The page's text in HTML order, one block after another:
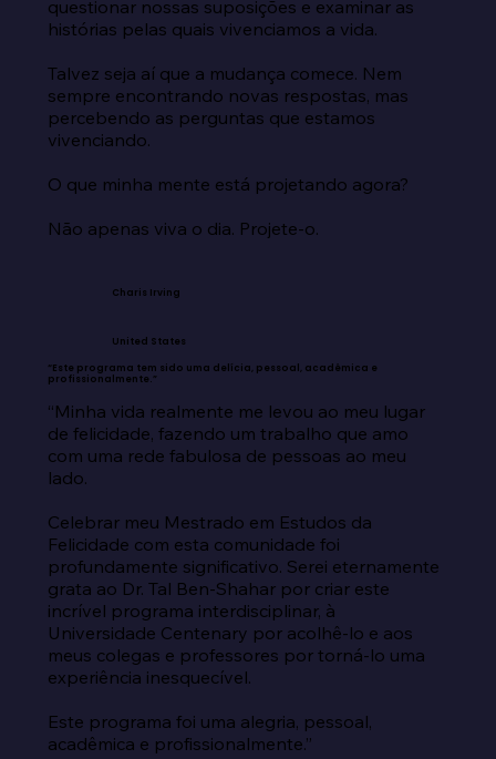
questionar nossas suposições e examinar as
histórias pelas quais vivenciamos a vida.
Talvez seja aí que a mudança comece. Nem
sempre encontrando novas respostas, mas
percebendo as perguntas que estamos
vivenciando.
O que minha mente está projetando agora?
Não apenas viva o dia. Projete-o.
Charis Irving
United States
“Este programa tem sido uma delícia, pessoal, acadêmica e
profissionalmente.”
“Minha vida realmente me levou ao meu lugar
de felicidade, fazendo um trabalho que amo
com uma rede fabulosa de pessoas ao meu
lado.
Celebrar meu Mestrado em Estudos da
Felicidade com esta comunidade foi
profundamente significativo. Serei eternamente
grata ao Dr. Tal Ben-Shahar por criar este
incrível programa interdisciplinar, à
Universidade Centenary por acolhê-lo e aos
meus colegas e professores por torná-lo uma
experiência inesquecível.
Este programa foi uma alegria, pessoal,
acadêmica e profissionalmente.”